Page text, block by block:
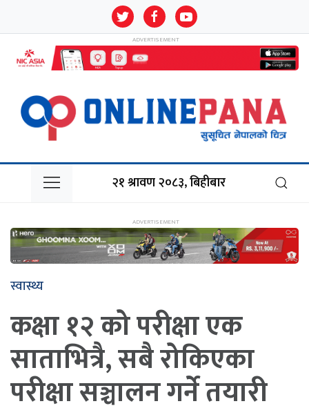
२१ श्रावण २०८३, बिहीबार
स्वास्थ्य
कक्षा १२ को परीक्षा एक
साताभित्रै, सबै रोकिएका
परीक्षा सञ्चालन गर्ने तयारी